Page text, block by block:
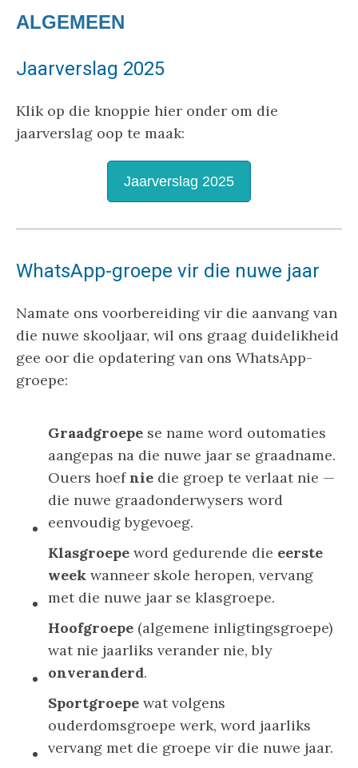
ALGEMEEN
Jaarverslag 2025
Klik op die knoppie hier onder om die
jaarverslag oop te maak:
Jaarverslag 2025
WhatsApp-groepe vir die nuwe jaar
Namate ons voorbereiding vir die aanvang van
die nuwe skooljaar, wil ons graag duidelikheid
gee oor die opdatering van ons WhatsApp-
groepe:
Graadgroepe se name word outomaties
aangepas na die nuwe jaar se graadname.
Ouers hoefnie die groep te verlaat nie —
die nuwe graadonderwysers word
eenvoudig bygevoeg.
Klasgroepe word gedurende die eerste
week wanneer skole heropen, vervang
met die nuwe jaar se klasgroepe.
Hoofgroepe (algemene inligtingsgroepe)
wat nie jaarliks verander nie, bly
onveranderd.
Sportgroepe wat volgens
ouderdomsgroepe werk, word jaarliks
vervang met die groepe vir die nuwe jaar.